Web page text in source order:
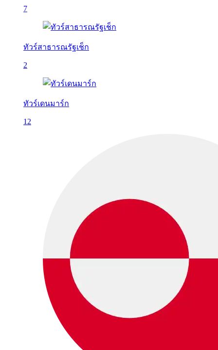
7
ทัวร์สาธารณรัฐเช็ก
2
ทัวร์เดนมาร์ก
12